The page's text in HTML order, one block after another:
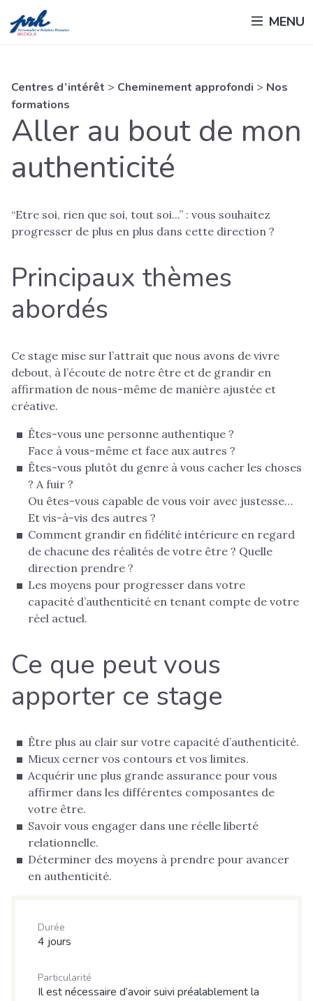
au
MENU
Centres d’intérêt > Cheminement approfondi > Nos
formations
Aller au bout de mon
authenticité
“Etre soi, rien que soi, tout soi...” : vous souhaitez
progresser de plus en plus dans cette direction ?
Principaux thèmes
abordés
Ce stage mise sur l’attrait que nous avons de vivre
debout, à l’écoute de notre être et de grandir en
affirmation de nous-même de manière ajustée et
créative.
Êtes-vous une personne authentique ?
Face à vous-même et face aux autres ?
Êtes-vous plutôt du genre à vous cacher les choses
? A fuir ?
Ou êtes-vous capable de vous voir avec justesse…
Et vis-à-vis des autres ?
Comment grandir en fidélité intérieure en regard
de chacune des réalités de votre être ? Quelle
direction prendre ?
Les moyens pour progresser dans votre
capacité d’authenticité en tenant compte de votre
réel actuel.
Ce que peut vous
apporter ce stage
Être plus au clair sur votre capacité d’authenticité.
Mieux cerner vos contours et vos limites.
Acquérir une plus grande assurance pour vous
affirmer dans les différentes composantes de
votre être.
Savoir vous engager dans une réelle liberté
relationnelle.
Déterminer des moyens à prendre pour avancer
en authenticité.
Durée
4 jours
Particularité
Il est nécessaire d’avoir suivi préalablement la